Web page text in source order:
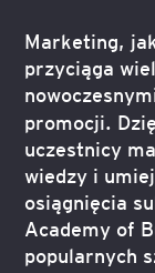
Marketing,
przyciąga
promocji.
uczestnicy
wiedzy i
osiągnięcia
Academy of
popularnych